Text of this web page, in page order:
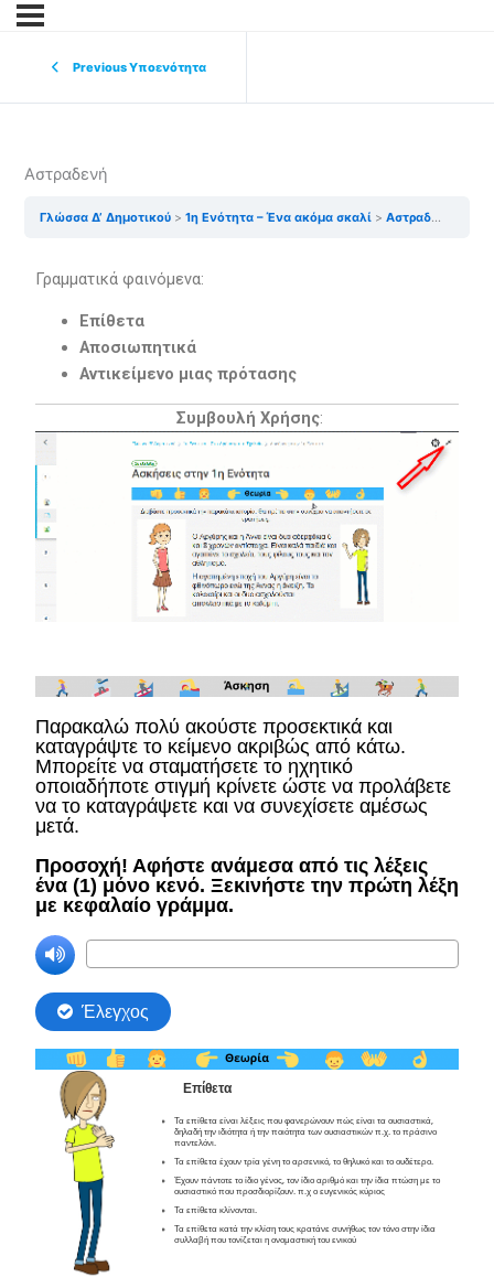
Previous Υποενότητα
Αστραδενή
Γλώσσα Δ’ Δημοτικού 1η Ενότητα – Ένα ακόμα σκαλί Αστραδενή
Γραμματικά φαινόμενα:
Επίθετα
Αποσιωπητικά
Αντικείμενο μιας πρότασης
Συμβουλή Χρήσης: